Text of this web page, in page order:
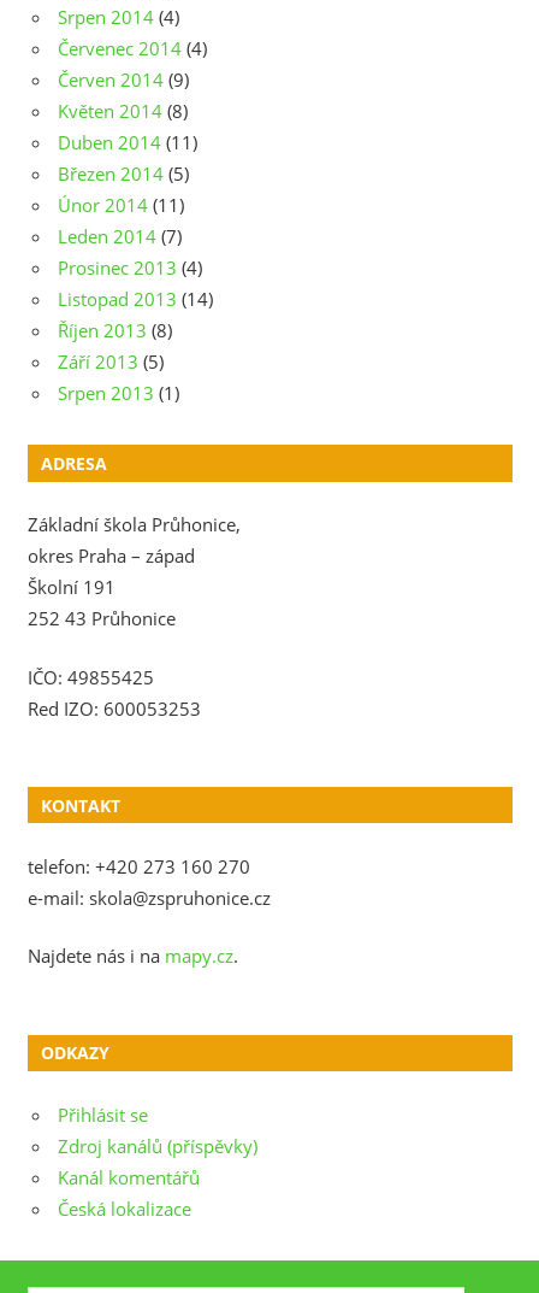
Srpen 2014 (4)
Červenec 2014 (4)
Červen 2014 (9)
Květen 2014 (8)
Duben 2014 (11)
Březen 2014 (5)
Únor 2014 (11)
Leden 2014 (7)
Prosinec 2013 (4)
Listopad 2013 (14)
Říjen 2013 (8)
Září 2013 (5)
Srpen 2013 (1)
ADRESA
Základní škola Průhonice,
okres Praha – západ
Školní 191
252 43 Průhonice
IČO: 49855425
Red IZO: 600053253
KONTAKT
telefon: +420 273 160 270
e-mail: skola@zspruhonice.cz
Najdete nás i na mapy.cz.
ODKAZY
Přihlásit se
Zdroj kanálů (příspěvky)
Kanál komentářů
Česká lokalizace